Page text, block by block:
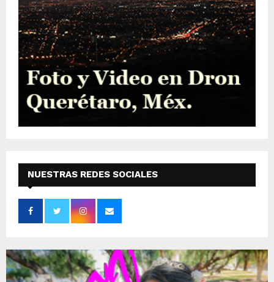
NUESTRAS REDES SOCIALES